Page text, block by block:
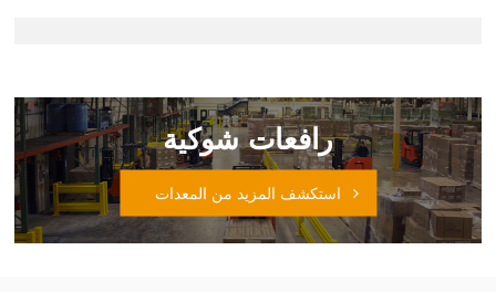
رافعات شوكية
استكشف المزيد من المعدات